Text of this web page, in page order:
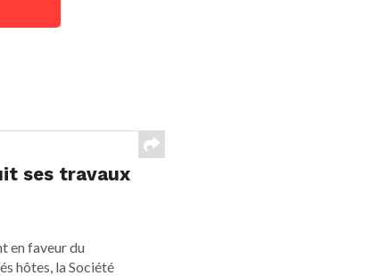
ses travaux
en faveur du
hôtes, la Société